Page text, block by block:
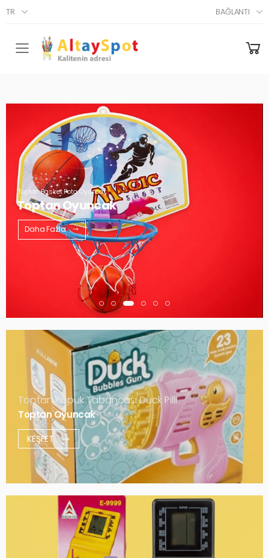
TR BAĞLANTI
Menü
Toptan Basket Pota Oyuncak
Toptan Oyuncak
Daha Fazla
Toptan Köpük Tabancası Duck Pilli
Toptan Oyuncak
KEŞFET